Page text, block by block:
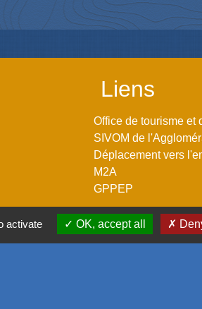
Liens
Office de tourisme et
SIVOM de
Déplacement vers
M2A
GPPEP
activate OK, accept all